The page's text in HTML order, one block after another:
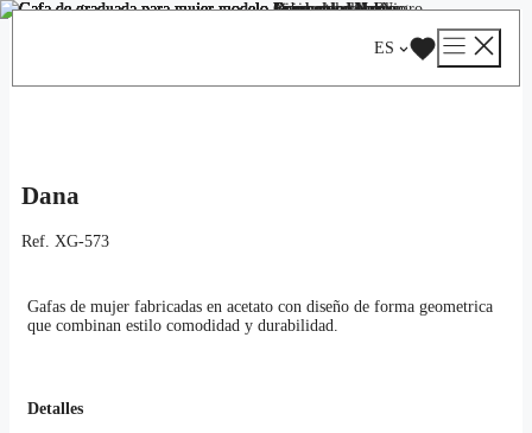
Saltar
ES
Dana
Ref. XG-573
Gafas de mujer fabricadas en acetato con diseño de forma geometrica
que combinan estilo comodidad y durabilidad.
Detalles